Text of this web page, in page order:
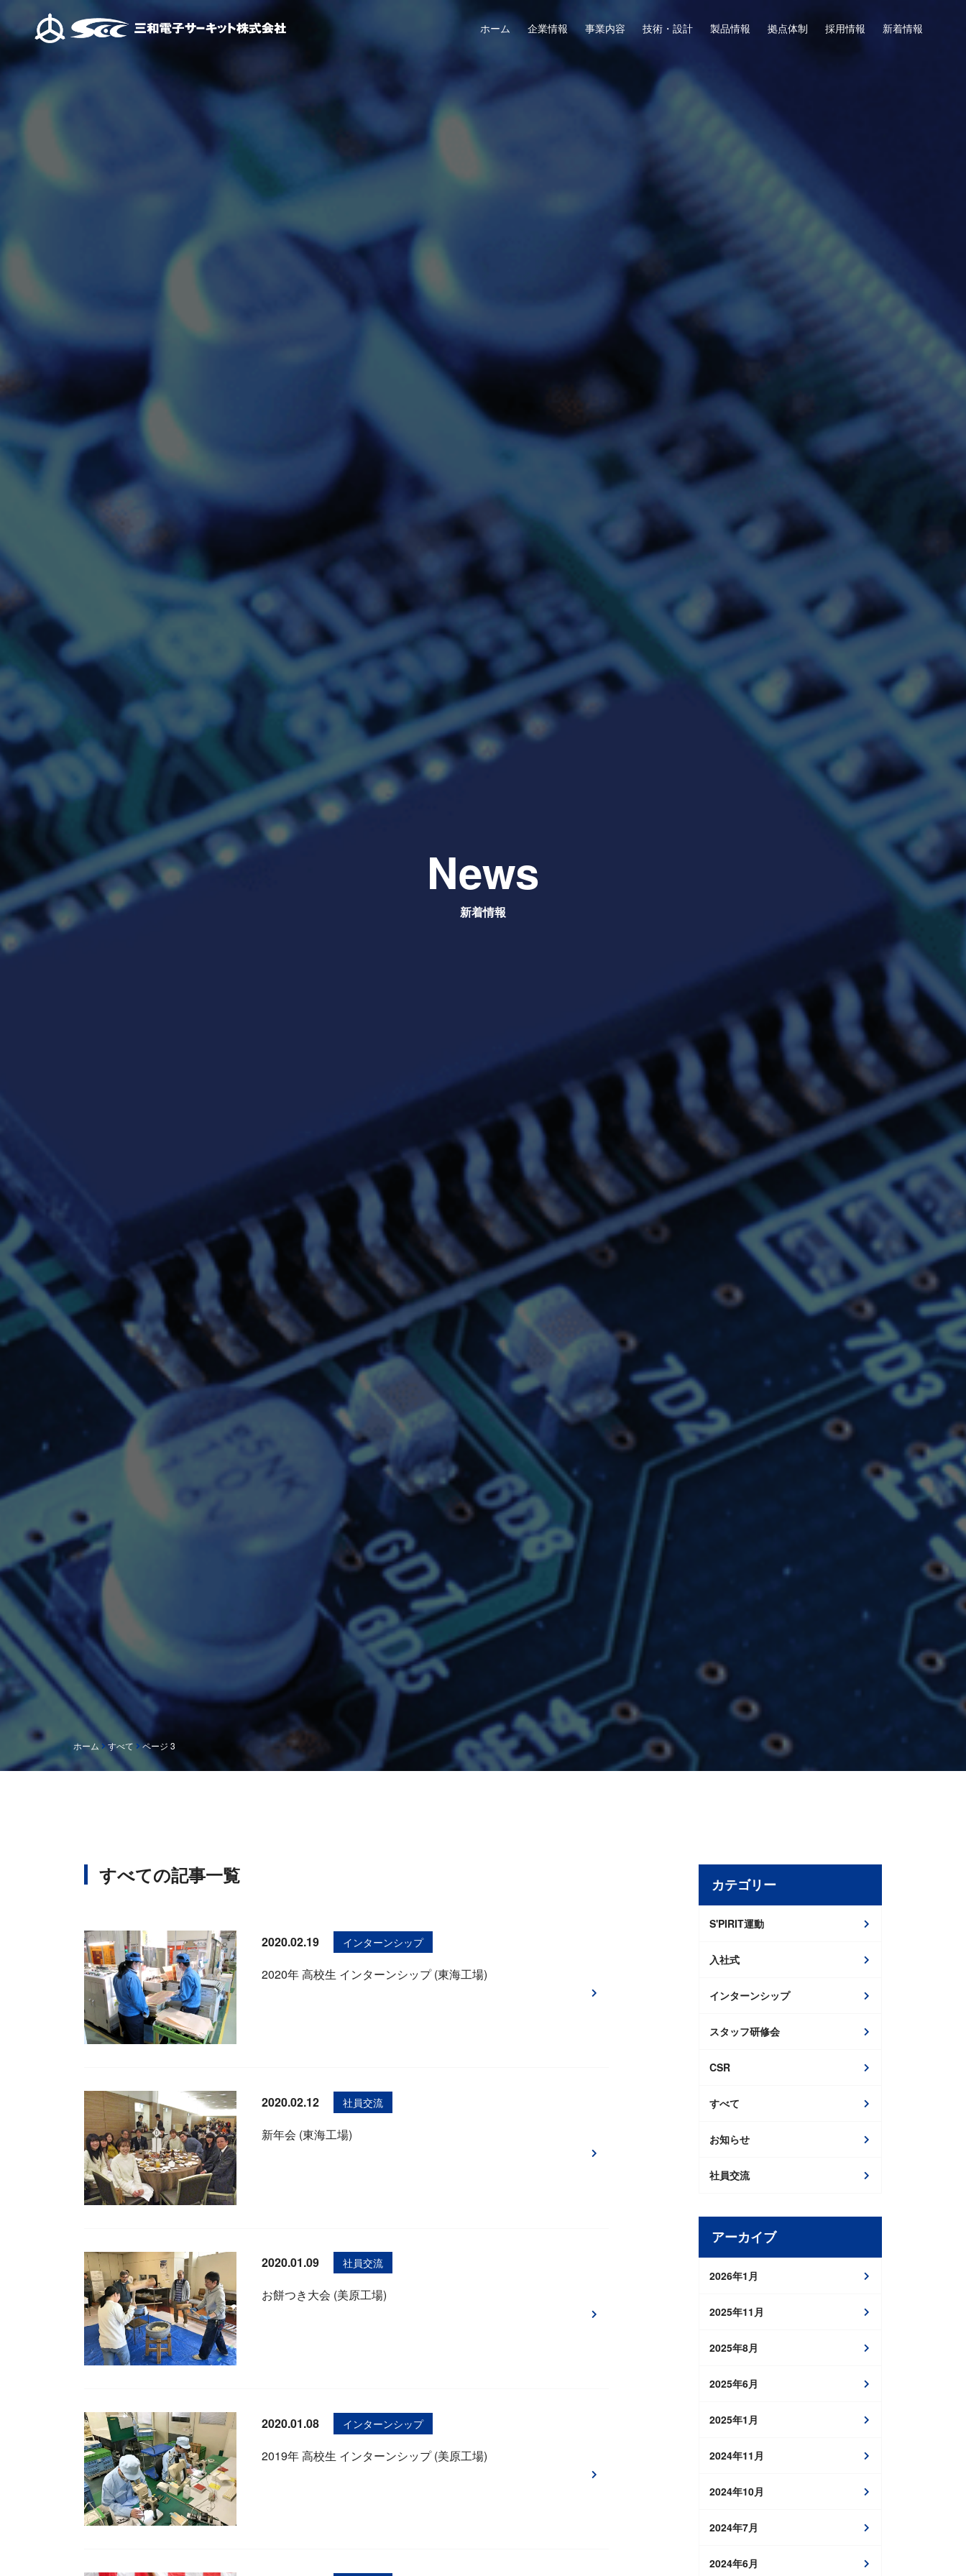
ホーム
企業情報
CSRなどの方針 関連会社
事業内容
技術・設計
先進の技術「デバイス基板」 CAD設計・試作実装
製品情報
拠点体制
採用情報
社員インタビュー 社員交流
新着情報
News
新着情報
ホーム すべて ページ 3
すべての記事一覧
2020.02.19 インターンシップ
2020年 高校生 インターンシップ (東海工場)
2020.02.12 社員交流
新年会 (東海工場)
2020.01.09 社員交流
お餅つき大会 (美原工場)
2020.01.08 インターンシップ
2019年 高校生 インターンシップ (美原工場)
カテゴリー
S'PIRIT運動
入社式
インターンシップ
スタッフ研修会
CSR
すべて
お知らせ
社員交流
アーカイブ
2026年1月
2025年11月
2025年8月
2025年6月
2025年1月
2024年11月
2024年10月
2024年7月
2024年6月